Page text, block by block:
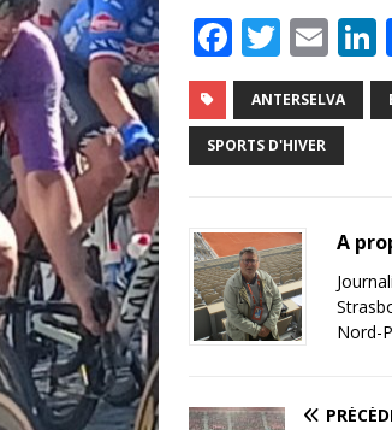
F
a
c
e
o
o
k
T
w
it
te
E
m
ai
l
ANTERSELVA
SPORTS D'HIVER
A
Nord-